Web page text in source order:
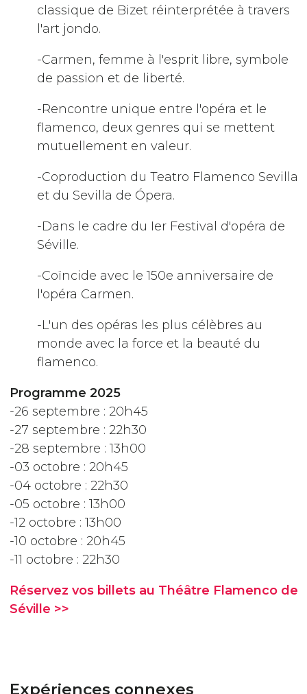
classique de Bizet réinterprétée à travers
l'art jondo.
-Carmen, femme à l'esprit libre, symbole
de passion et de liberté.
-Rencontre unique entre l'opéra et le
flamenco, deux genres qui se mettent
mutuellement en valeur.
-Coproduction du Teatro Flamenco Sevilla
et du Sevilla de Ópera.
-Dans le cadre du Ier Festival d'opéra de
Séville.
-Coïncide avec le 150e anniversaire de
l'opéra Carmen.
-L'un des opéras les plus célèbres au
monde avec la force et la beauté du
flamenco.
Programme 2025
-26 septembre : 20h45
-27 septembre : 22h30
-28 septembre : 13h00
-03 octobre : 20h45
-04 octobre : 22h30
-05 octobre : 13h00
-12 octobre : 13h00
-10 octobre : 20h45
-11 octobre : 22h30
Réservez vos billets au Théâtre Flamenco de
Séville >>
Expériences connexes